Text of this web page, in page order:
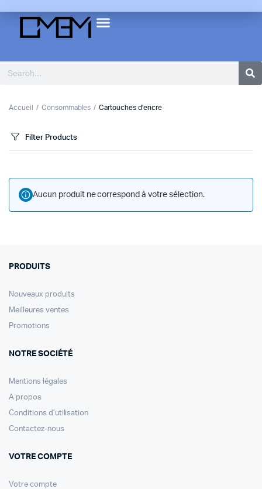
Accueil Consommables Cartouches d'encre
Filter Products
Aucun produit ne correspond à votre sélection.
PRODUITS
Nouveaux produits
Meilleures ventes
Promotions
NOTRE SOCIÉTÉ
Mentions légales
A propos
Conditions d’utilisation
Contactez-nous
VOTRE COMPTE
Votre compte